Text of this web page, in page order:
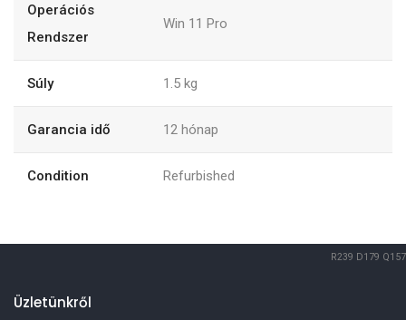
Operációs
Rendszer
Win 11 Pro
Súly 1.5 kg
Garancia idő 12 hónap
Condition Refurbished
R239 D179 Q157
Üzletünkről